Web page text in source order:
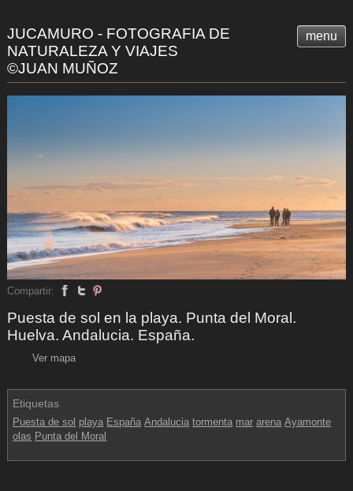
menu
JUCAMURO - FOTOGRAFIA DE
NATURALEZA Y VIAJES
©JUAN MUÑOZ
Compartir:
Puesta de sol en la playa. Punta del Moral.
Huelva. Andalucia. España.
Ver mapa
Etiquetas
Puesta de sol playa España Andalucia tormenta mar arena Ayamonte
olas Punta del Moral